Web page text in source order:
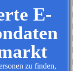
E-
zu finden,